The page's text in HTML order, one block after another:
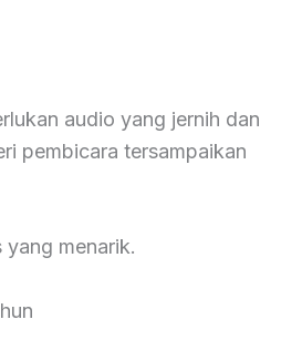
audio yang jernih dan
pembicara tersampaikan
menarik.